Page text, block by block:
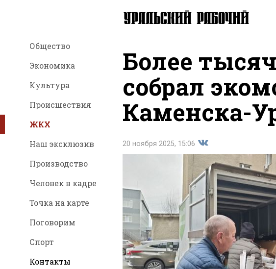
Общество
Экономика
Культура
Происшествия
ЖКХ
Наш эксклюзив
Производство
Человек в кадре
Точка на карте
Поговорим
Спорт
Контакты
Более
собрал
Каменска-
20 ноября 2025, 15:06
Поделиться
во